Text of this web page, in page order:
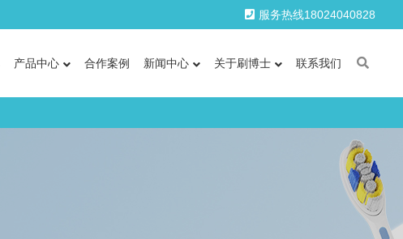
服务热线18024040828
产品中心 合作案例 新闻中心 关于刷博士 联系我们